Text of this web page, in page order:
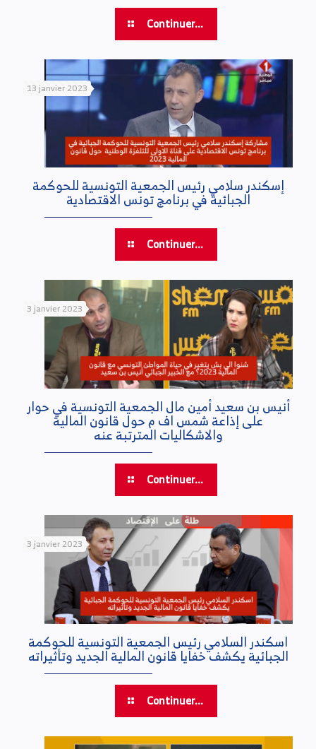
Continuer...
13 janvier 2023
إسكندر سلامي رئيس الجمعية التونسية للحوكمة
الجبائية في برنامج تونس الاقتصادية
Continuer...
3 janvier 2023
أنيس بن سعيد أمين مال الجمعية التونسية في حوار
على إذاعة شمس اف م حول قانون المالية
والاشكاليات المترتبة عنه
Continuer...
3 janvier 2023
اسكندر السلامي رئيس الجمعية التونسية للحوكمة
الجبائية يكشف خفايا قانون المالية الجديد وتأثيراته
Continuer...